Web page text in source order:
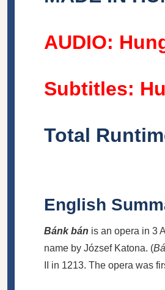
AUDIO:
Subtitles:
Total
English
Bánk bán is an opera in 3
name by József Katona. (
II in 1213. The opera was